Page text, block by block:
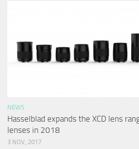
NEWS
Hasselblad expands the XCD lens
lenses in 2018
3 NOV, 2017